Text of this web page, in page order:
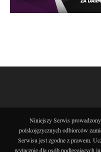
Niniejszy Serwis
polskojęzycznych odbiorców
Serwisu jest zgodne z prawem.
wyłącznie dla osób podlegających